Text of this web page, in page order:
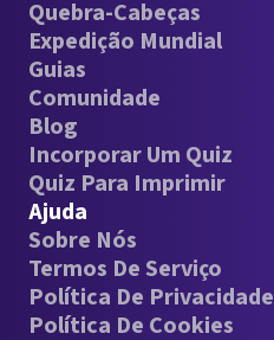
Quebra-Cabeças
Expedição Mundial
Guias
Comunidade
Blog
Incorporar Um Quiz
Quiz Para Imprimir
Ajuda
Sobre Nós
Termos De Serviço
Política De Privacidade
Política De Cookies